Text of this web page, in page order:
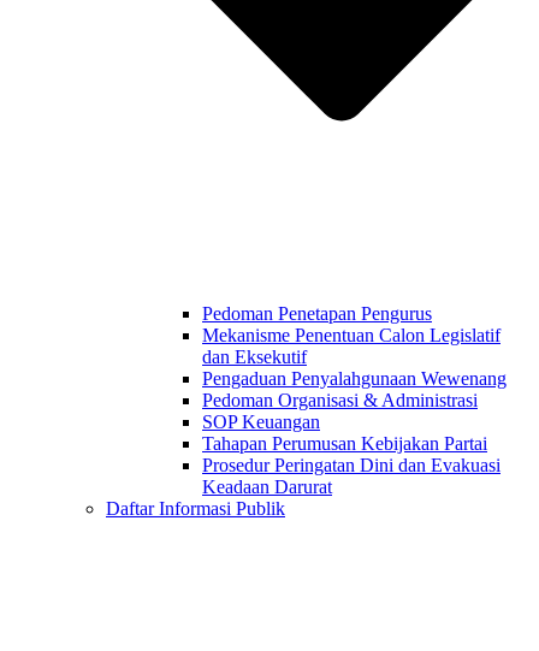
Pedoman Penetapan Pengurus
Mekanisme Penentuan Calon Legislatif
dan Eksekutif
Pengaduan Penyalahgunaan Wewenang
Pedoman Organisasi & Administrasi
SOP Keuangan
Tahapan Perumusan Kebijakan Partai
Prosedur Peringatan Dini dan Evakuasi
Keadaan Darurat
Daftar Informasi Publik